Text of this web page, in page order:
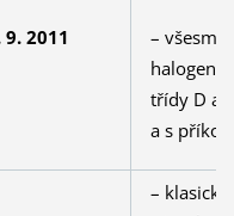
9. 2011
–
třídy D a
a s
–